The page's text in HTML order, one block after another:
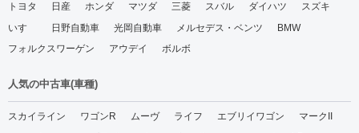
トヨタ 日産 ホンダ マツダ 三菱 スバル ダイハツ
スズキ
いすゞ
日野自動車 光岡自動車 メルセデス・ベンツ
BMW
フォルクスワーゲン
アウデイ ボルボ
人気の中古車(車種)
スカイライン ワゴンR ムーヴ ライフ エブリイワゴン
マークII